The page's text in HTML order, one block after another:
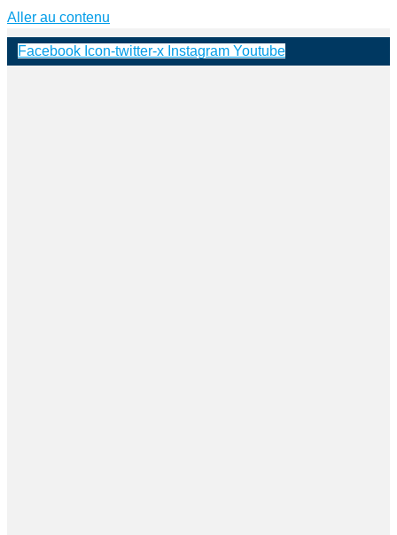
Aller au contenu
Facebook Icon-twitter-x Instagram Youtube